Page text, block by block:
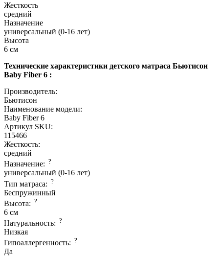
Жесткость
средний
Назначение
универсальный (0-16 лет)
Высота
6 см
Технические характеристики детского матраса Бьютисон
Baby Fiber 6 :
Производитель:
Бьютисон
Наименование модели:
Baby Fiber 6
Артикул SKU:
115466
Жесткость:
средний
Назначение: ?
универсальный (0-16 лет)
Тип матраса: ?
Беспружинный
Высота: ?
6 см
Натуральность: ?
Низкая
Гипоаллергенность: ?
Да